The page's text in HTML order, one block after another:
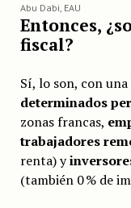
Abu Dabi, EAU
Entonces,
fiscal?
Sí, lo son, con
determinados
zonas francas,
trabajadores
renta) y
(también 0 % de